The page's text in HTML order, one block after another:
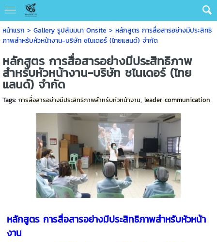
หน้าแรก > Gallery รูปสัมมนา Onsite > หลักสูตร การสื่อสารอย่างมีประสิทธิ
ภาพสำหรับหัวหน้างาน-บริษัท ชไนเดอร์ (ไทยแลนด์) จำกัด
หลักสูตร การสื่อสารอย่างมีประสิทธิภาพ
สำหรับหัวหน้างาน-บริษัท ชไนเดอร์ (ไทย
แลนด์) จำกัด
Tags: การสื่อสารอย่างมีประสิทธิภาพสำหรับหัวหน้างาน, leader communication
หลักสูตรการสื่อสารอย่างมีประสิทธิภาพสำหรับหัวหน้า
งาน